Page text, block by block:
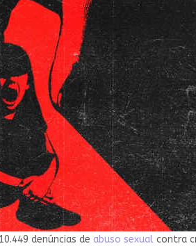
denúncias de abuso sexual contra